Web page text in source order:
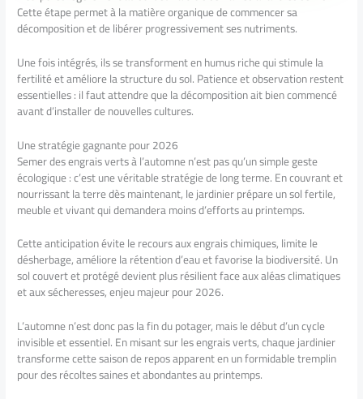
Cette étape permet à la matière organique de commencer sa
décomposition et de libérer progressivement ses nutriments.
Une fois intégrés, ils se transforment en humus riche qui stimule la
fertilité et améliore la structure du sol. Patience et observation restent
essentielles : il faut attendre que la décomposition ait bien commencé
avant d’installer de nouvelles cultures.
Une stratégie gagnante pour 2026
Semer des engrais verts à l’automne n’est pas qu’un simple geste
écologique : c’est une véritable stratégie de long terme. En couvrant et
nourrissant la terre dès maintenant, le jardinier prépare un sol fertile,
meuble et vivant qui demandera moins d’efforts au printemps.
Cette anticipation évite le recours aux engrais chimiques, limite le
désherbage, améliore la rétention d’eau et favorise la biodiversité. Un
sol couvert et protégé devient plus résilient face aux aléas climatiques
et aux sécheresses, enjeu majeur pour 2026.
L’automne n’est donc pas la fin du potager, mais le début d’un cycle
invisible et essentiel. En misant sur les engrais verts, chaque jardinier
transforme cette saison de repos apparent en un formidable tremplin
pour des récoltes saines et abondantes au printemps.